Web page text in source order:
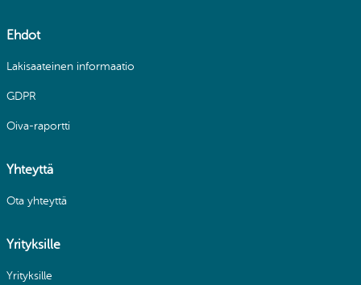
Ehdot
Lakisaateinen informaatio
GDPR
Oiva-raportti
Yhteyttä
Ota yhteyttä
Yrityksille
Yrityksille